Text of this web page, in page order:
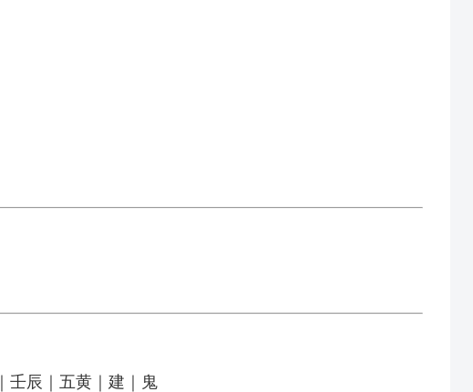
｜壬辰｜五黄｜建｜鬼